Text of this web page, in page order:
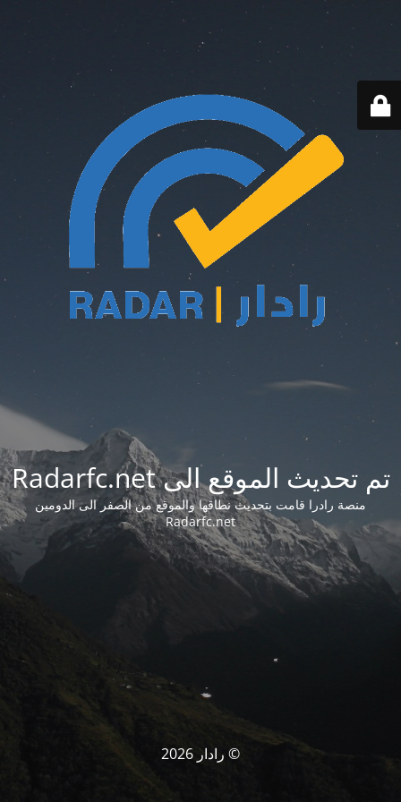
تم تحديث الموقع الى Radarfc.net
منصة رادرا قامت بتحديث نطاقها والموقع من الصفر الى الدومين
Radarfc.net
© رادار 2026